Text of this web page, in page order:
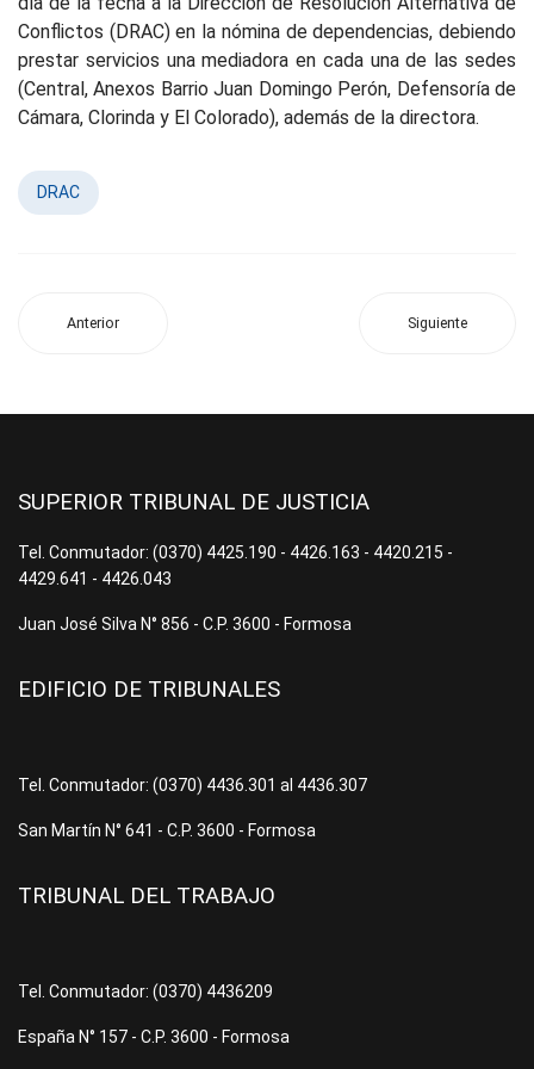
Conflictos (DRAC) en la nómina de dependencias, debiendo
prestar servicios una mediadora en cada una de las sedes
(Central, Anexos Barrio Juan Domingo Perón, Defensoría de
Cámara, Clorinda y El Colorado), además de la directora.
DRAC
Anterior Siguiente
SUPERIOR TRIBUNAL DE JUSTICIA
Tel. Conmutador: (0370) 4425.190 - 4426.163 - 4420.215 -
4429.641 - 4426.043
Juan José Silva N° 856 - C.P. 3600 - Formosa
EDIFICIO DE TRIBUNALES
Tel. Conmutador: (0370) 4436.301 al 4436.307
San Martín N° 641 - C.P. 3600 - Formosa
TRIBUNAL DEL TRABAJO
Tel. Conmutador: (0370) 4436209
España N° 157 - C.P. 3600 - Formosa